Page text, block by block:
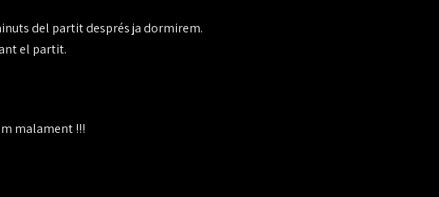
del partit després ja dormirem.
el partit.
malament !!!